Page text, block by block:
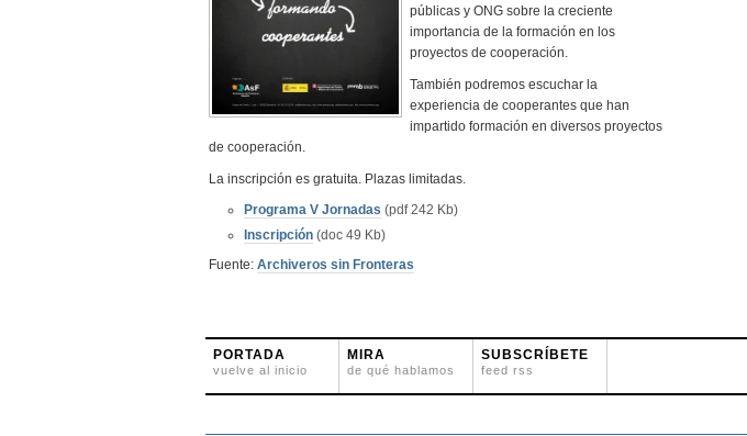
públicas y ONG sobre la creciente
importancia de la formación en los
proyectos de cooperación.
También podremos escuchar la
experiencia de cooperantes que han
impartido formación en diversos proyectos
de cooperación.
La inscripción es gratuita. Plazas limitadas.
Programa V Jornadas (pdf 242 Kb)
Inscripción (doc 49 Kb)
Fuente: Archiveros sin Fronteras
PORTADA
vuelve al inicio
MIRA
de qué hablamos
SUBSCRÍBETE
feed rss